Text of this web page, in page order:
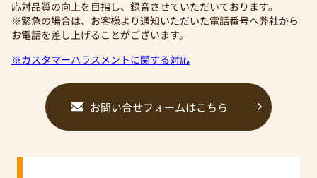
応対品質の向上を目指し、録音させていただいております。
※緊急の場合は、お客様より通知いただいた電話番号へ弊社から
お電話を差し上げることがございます。
※カスタマーハラスメントに関する対応
お問い合せフォームはこちら